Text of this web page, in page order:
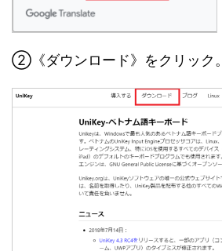
②《ダウンロード》をクリック。